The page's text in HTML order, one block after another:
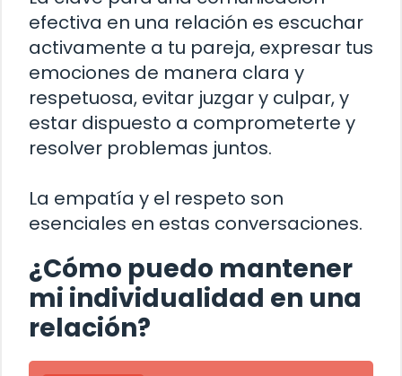
efectiva en una relación es escuchar
activamente a tu pareja, expresar tus
emociones de manera clara y
respetuosa, evitar juzgar y culpar, y
estar dispuesto a comprometerte y
resolver problemas juntos.
La empatía y el respeto son
esenciales en estas conversaciones.
¿Cómo puedo mantener
mi individualidad en una
relación?